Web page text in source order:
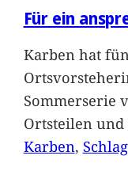
Für ein
Karben hat
Sommerserie
Ortsteilen und
Karben,